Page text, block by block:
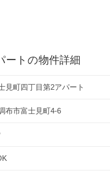
ートの物件詳細
見町四丁目第2アパート
布市富士見町4-6